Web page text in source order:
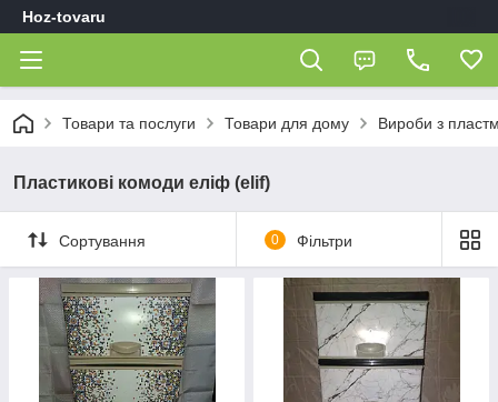
Hoz-tovaru
Товари та послуги Товари для дому Вироби з
Пластикові комоди еліф (elif)
Сортування 0 Фільтри